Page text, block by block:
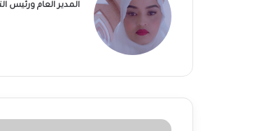
المدير العام ورئيس
لجان